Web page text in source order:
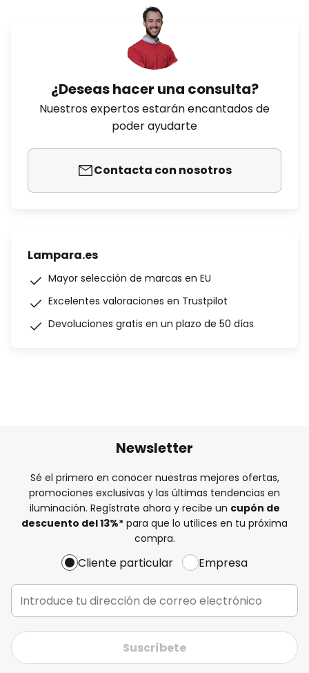
¿Deseas hacer una consulta?
Nuestros expertos estarán encantados de
poder ayudarte
Contacta con nosotros
Lampara.es
Mayor selección de marcas en EU
Excelentes valoraciones en Trustpilot
Devoluciones gratis en un plazo de 50 días
Newsletter
Sé el primero en conocer nuestras mejores ofertas,
promociones exclusivas y las últimas tendencias en
iluminación. Regístrate ahora y recibe un cupón de
descuento del13%* para que lo utilices en tu próxima
compra.
Cliente particular Empresa
Suscríbete